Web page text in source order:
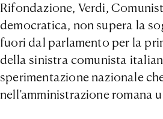
Rifondazione, Verdi,
democratica, non supera la
fuori dal parlamento per la
della sinistra comunista
sperimentazione nazionale
nell’amministrazione romana